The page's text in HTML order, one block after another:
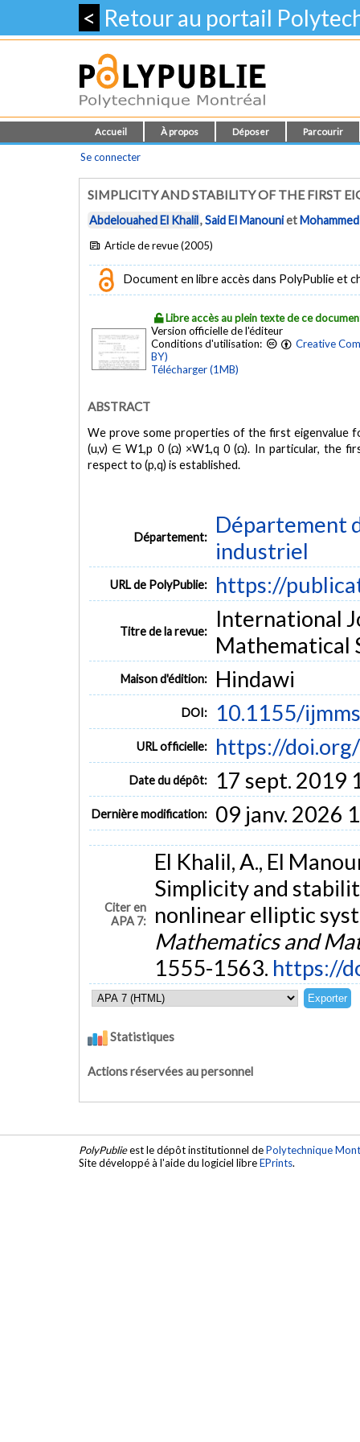
< Retour au portail
Accueil À propos Déposer Parcourir
Se connecter
SIMPLICITY AND STABILITY OF THE FIRST
Abdelouahed El Khalil,Said El Manouniet
Article de revue (2005)
Document en libre accès dans PolyPublie et
Libre accès au plein texte de ce
Version officielle de l'éditeur
Conditions d'utilisation:
Creative
BY)
Télécharger (1MB)
ABSTRACT
We prove some properties of the first eigenvalue
(u,v) ∈ W1,p 0 (Ω) ×W1,q 0 (Ω). In particular, the
respect to (p,q) is established.
Département:
Département
industriel
URL de PolyPublie: https://
Titre de la revue:
International
Mathematical
Maison d'édition: Hindawi
DOI: 10.1155/
URL officielle: https://
Date du dépôt: 17 sept. 2019
Dernière modification: 09 janv. 2026
Citer en
APA 7:
El Khalil, A., El
Simplicity and
nonlinear elliptic
Mathematics and
1555-1563. https://
Statistiques
Actions réservées au personnel
PolyPublieest le dépôt institutionnel dePolytechnique
Site développé à l'aide du logiciel libreEPrints.